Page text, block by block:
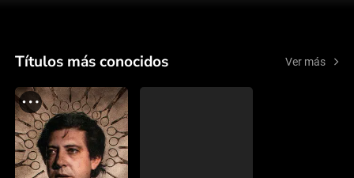
Títulos más conocidos Ver más